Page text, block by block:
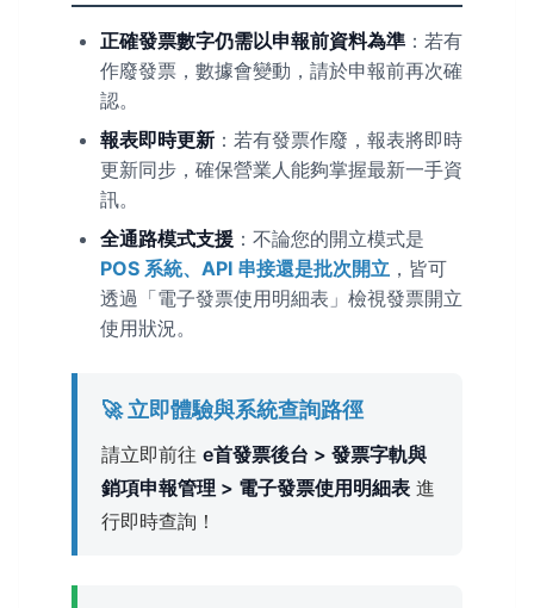
正確發票數字仍需以申報前資料為準 ：若有
作廢發票，數據會變動，請於申報前再次確
認。
報表即時更新 ：若有發票作廢，報表將即時
更新同步，確保營業人能夠掌握最新一手資
訊。
全通路模式支援 ：不論您的開立模式是
POS 系統、API 串接還是批次開立 ，皆可
透過「電子發票使用明細表」檢視發票開立
使用狀況。
🚀 立即體驗與系統查詢路徑
請立即前往 e首發票後台 > 發票字軌與
銷項申報管理 > 電子發票使用明細表 進
行即時查詢！